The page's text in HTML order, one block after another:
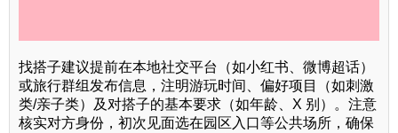
找搭子建议提前在本地社交平台（如小红书、微博超话）
或旅行群组发布信息，注明游玩时间、偏好项目（如刺激
类/亲子类）及对搭子的基本要求（如年龄、X 别）。注意
核实对方身份，初次见面选在园区入口等公共场所，确保